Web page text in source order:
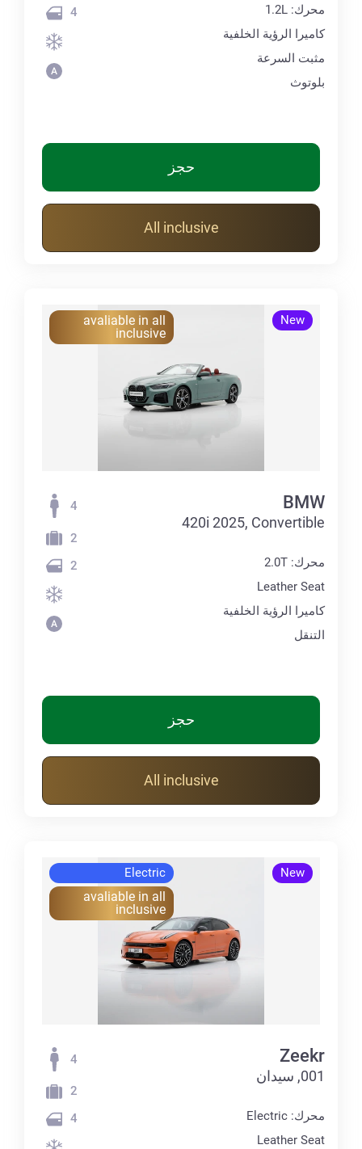
محرك: 1.2L
كاميرا الرؤية الخلفية
مثبت السرعة
بلوتوث
4
حجز
All inclusive
New
avaliable in all
inclusive
BMW
420i 2025, Convertible
محرك: 2.0T
Leather Seat
كاميرا الرؤية الخلفية
التنقل
4
2
2
حجز
All inclusive
New
Electric
avaliable in all
inclusive
Zeekr
001, سيدان
محرك: Electric
Leather Seat
4
2
4